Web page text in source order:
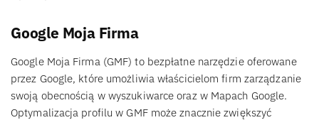
Google Moja Firma
Google Moja Firma (GMF) to bezpłatne narzędzie oferowane
przez Google, które umożliwia właścicielom firm zarządzanie
swoją obecnością w wyszukiwarce oraz w Mapach Google.
Optymalizacja profilu w GMF może znacznie zwiększyć